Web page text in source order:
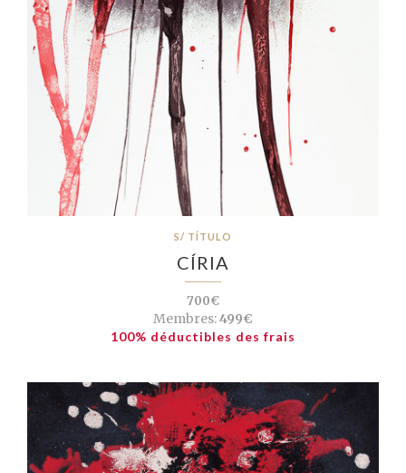
S/ TÍTULO
CÍRIA
700€
Membres:499€
100% déductibles des frais